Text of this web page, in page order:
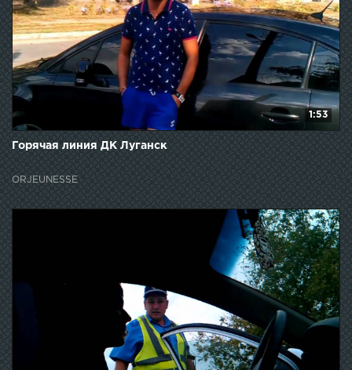
1:53
Горячая линия ДК Луганск
ORJEUNESSE